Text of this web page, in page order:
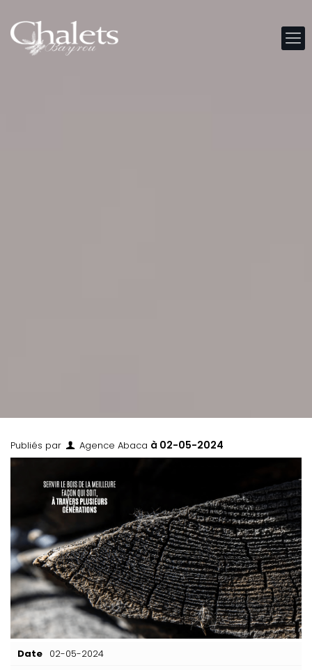
Publiés par Agence Abaca à 02-05-2024
Date 02-05-2024